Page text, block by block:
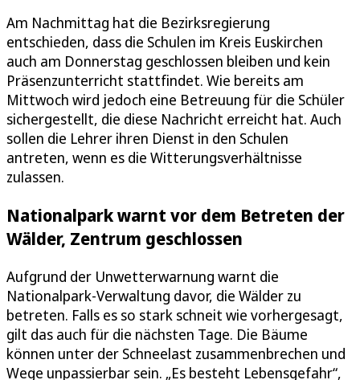
Am Nachmittag hat die Bezirksregierung
entschieden, dass die Schulen im Kreis Euskirchen
auch am Donnerstag geschlossen bleiben und kein
Präsenzunterricht stattfindet. Wie bereits am
Mittwoch wird jedoch eine Betreuung für die Schüler
sichergestellt, die diese Nachricht erreicht hat. Auch
sollen die Lehrer ihren Dienst in den Schulen
antreten, wenn es die Witterungsverhältnisse
zulassen.
Nationalpark warnt vor dem Betreten der
Wälder, Zentrum geschlossen
Aufgrund der Unwetterwarnung warnt die
Nationalpark-Verwaltung davor, die Wälder zu
betreten. Falls es so stark schneit wie vorhergesagt,
gilt das auch für die nächsten Tage. Die Bäume
können unter der Schneelast zusammenbrechen und
Wege unpassierbar sein. „Es besteht Lebensgefahr“,